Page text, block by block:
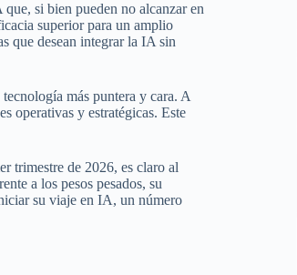
si bien pueden no alcanzar en
superior para un amplio
que desean integrar la IA sin
más puntera y cara. A
operativas y estratégicas. Este
trimestre de 2026, es claro al
a los pesos pesados, su
su viaje en IA, un número